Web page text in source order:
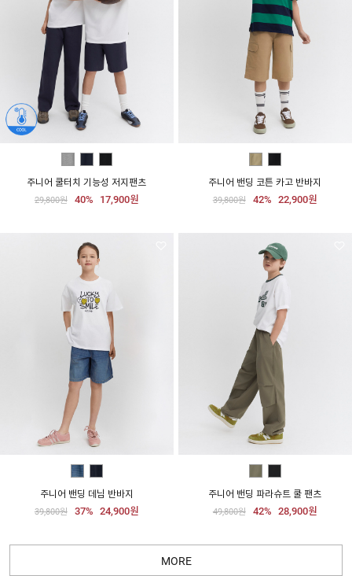
주니어 쿨터치 기능성 저지팬츠
29,800원 40% 17,900원
주니어 밴딩 코튼 카고 반바지
39,800원 42% 22,900원
주니어 밴딩 데님 반바지
39,800원 37% 24,900원
주니어 밴딩 파라슈트 쿨 팬츠
49,800원 42% 28,900원
MORE